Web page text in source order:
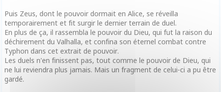
Puis Zeus, dont le pouvoir dormait en Alice, se réveilla
temporairement et fit surgir le dernier terrain de duel.
En plus de ça, il rassembla le pouvoir du Dieu, qui fut la raison du
déchirement du Valhalla, et confina son éternel combat contre
Typhon dans cet extrait de pouvoir.
Les duels n'en finissent pas, tout comme le pouvoir de Dieu, qui
ne lui reviendra plus jamais. Mais un fragment de celui-ci a pu être
gardé.